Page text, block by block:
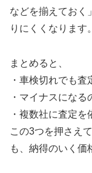
などを揃えておく
りにくくなります。
まとめると、
・車検切れでも査
・マイナスになる
・複数社に査定
この3つを押さえ
も、納得のいく価